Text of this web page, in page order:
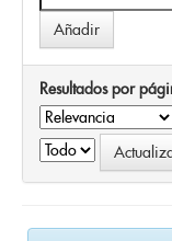
Resultados por